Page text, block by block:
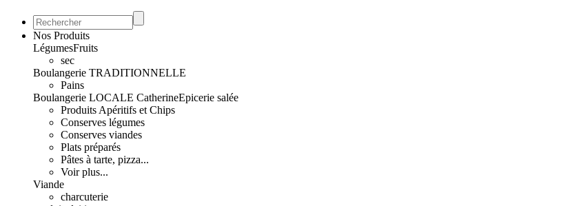
Nos Produits
LégumesFruits
sec
Boulangerie TRADITIONNELLE
Pains
Boulangerie LOCALE CatherineEpicerie salée
Produits Apéritifs et Chips
Conserves légumes
Conserves viandes
Plats préparés
Pâtes à tarte, pizza...
Voir plus...
Viande
charcuterie